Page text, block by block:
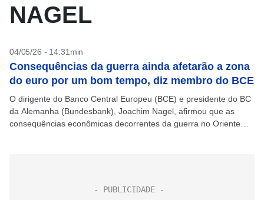
NAGEL
04/05/26 - 14:31min
Consequências da guerra ainda afetarão a zona
do euro por um bom tempo, diz membro do BCE
O dirigente do Banco Central Europeu (BCE) e presidente do BC
da Alemanha (Bundesbank), Joachim Nagel, afirmou que as
consequências econômicas decorrentes da guerra no Oriente